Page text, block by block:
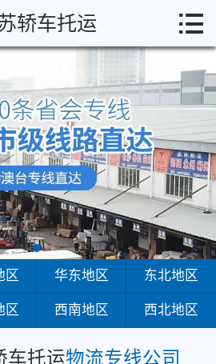
华北地区
华东地区
东北地区
华中地区
华南地区
西南地区
西北地区
轿车托运 
区 华东地区 东北地区
区 西南地区 西北地区
车托运物流专线公司